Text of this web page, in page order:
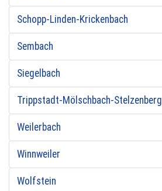
Schopp-Linden-Krickenbach
Sembach
Siegelbach
Trippstadt-Mölschbach-Stelzenberg
Weilerbach
Winnweiler
Wolfstein